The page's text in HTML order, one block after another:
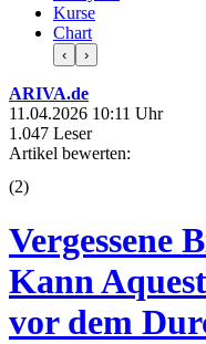
Kurse
Chart
‹ ›
ARIVA.de
11.04.2026 10:11 Uhr
1.047 Leser
Artikel bewerten:
(2)
Vergessene
Kann
vor dem